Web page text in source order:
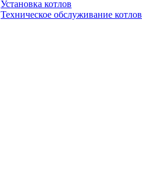
Установка котлов
Техническое обслуживание котлов